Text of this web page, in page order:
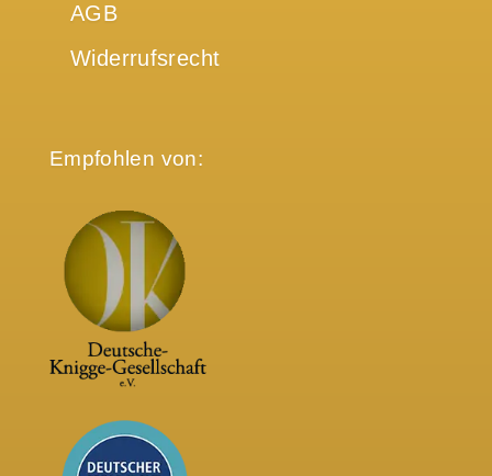
AGB
Widerrufsrecht
Empfohlen von: